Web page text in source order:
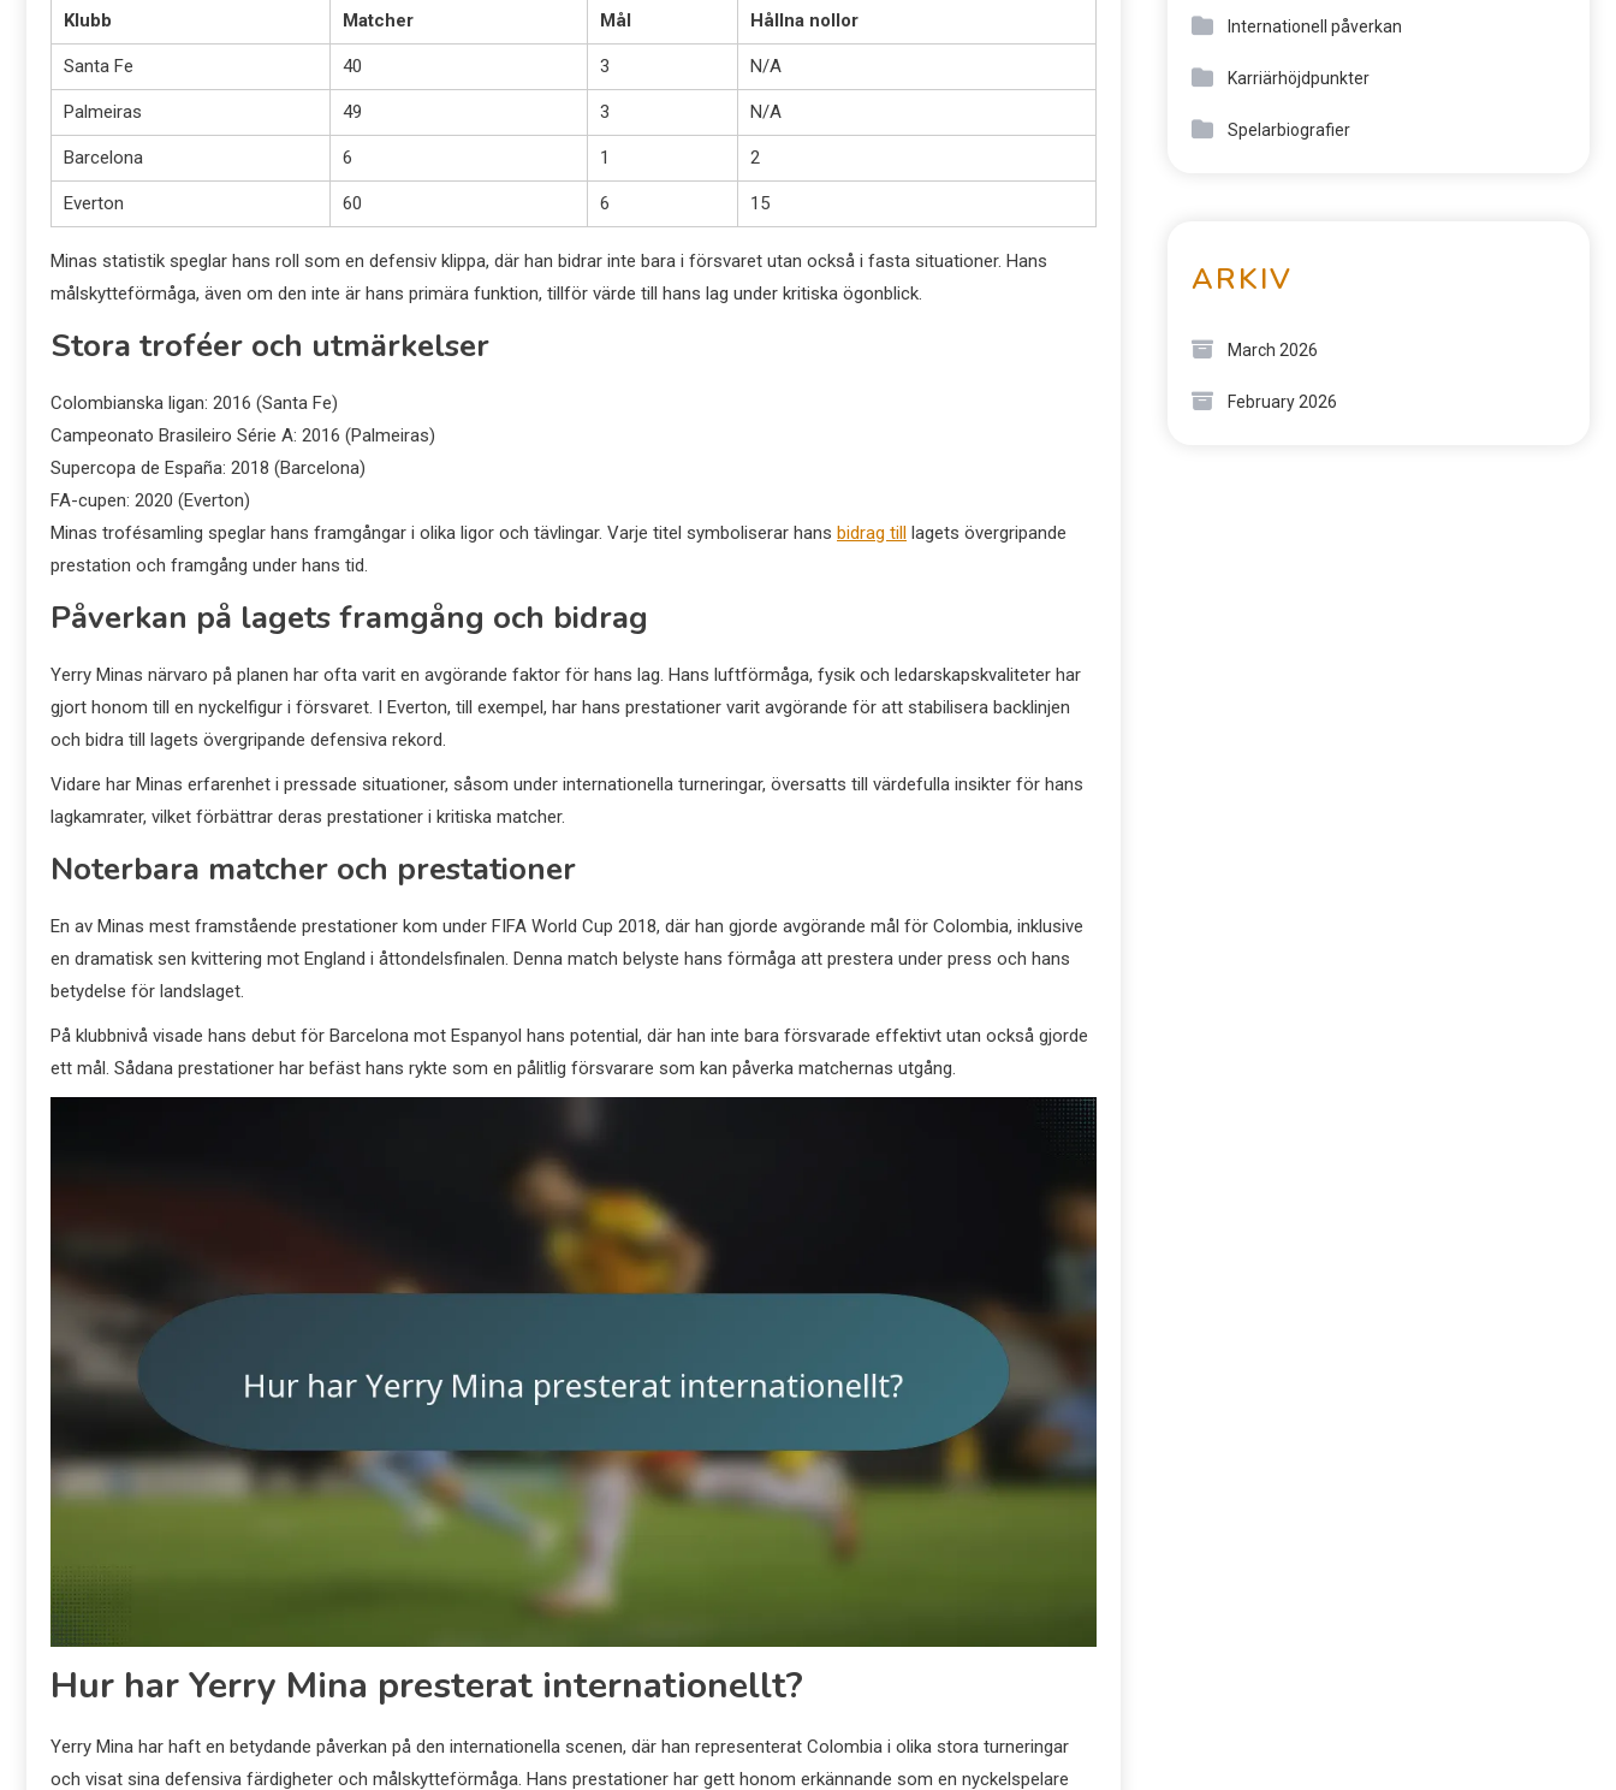
Klubb Matcher Mål Hållna nollor
Santa Fe 40 3 N/A
Palmeiras 49 3 N/A
Barcelona 6 1 2
Everton 60 6 15
Minas statistik speglar hans roll som en defensiv klippa, där han bidrar inte bara i försvaret utan också i fasta situationer. Hans
målskytteförmåga, även om den inte är hans primära funktion, tillför värde till hans lag under kritiska ögonblick.
Stora troféer och utmärkelser
Colombianska ligan: 2016 (Santa Fe)
Campeonato Brasileiro Série A: 2016 (Palmeiras)
Supercopa de España: 2018 (Barcelona)
FA-cupen: 2020 (Everton)
Minas trofésamling speglar hans framgångar i olika ligor och tävlingar. Varje titel symboliserar hans bidrag till lagets övergripande
prestation och framgång under hans tid.
Påverkan på lagets framgång och bidrag
Yerry Minas närvaro på planen har ofta varit en avgörande faktor för hans lag. Hans luftförmåga, fysik och ledarskapskvaliteter har
gjort honom till en nyckelfigur i försvaret. I Everton, till exempel, har hans prestationer varit avgörande för att stabilisera backlinjen
och bidra till lagets övergripande defensiva rekord.
Vidare har Minas erfarenhet i pressade situationer, såsom under internationella turneringar, översatts till värdefulla insikter för hans
lagkamrater, vilket förbättrar deras prestationer i kritiska matcher.
Noterbara matcher och prestationer
En av Minas mest framstående prestationer kom under FIFA World Cup 2018, där han gjorde avgörande mål för Colombia, inklusive
en dramatisk sen kvittering mot England i åttondelsfinalen. Denna match belyste hans förmåga att prestera under press och hans
betydelse för landslaget.
På klubbnivå visade hans debut för Barcelona mot Espanyol hans potential, där han inte bara försvarade effektivt utan också gjorde
ett mål. Sådana prestationer har befäst hans rykte som en pålitlig försvarare som kan påverka matchernas utgång.
Hur har Yerry Mina presterat internationellt?
Yerry Mina har haft en betydande påverkan på den internationella scenen, där han representerat Colombia i olika stora turneringar
och visat sina defensiva färdigheter och målskytteförmåga. Hans prestationer har gett honom erkännande som en nyckelspelare
Internationell påverkan
Karriärhöjdpunkter
Spelarbiografier
ARKIV
March 2026
February 2026